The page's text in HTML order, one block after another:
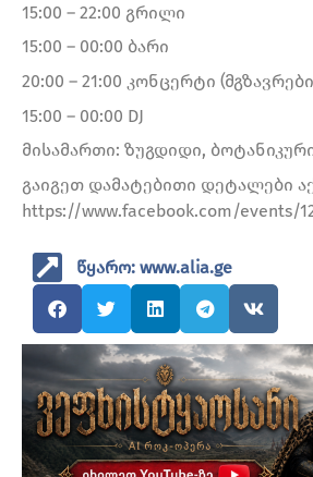
15:00 – 22:00 გრილი
15:00 – 00:00 ბარი
20:00 – 21:00 კონცერტი
15:00 – 00:00 DJ
მისამართი: ზუგდიდი,
გაიგეთ დამატებითი დეტალები
https://www.facebook.com/events/
წყარო: www.alia.ge